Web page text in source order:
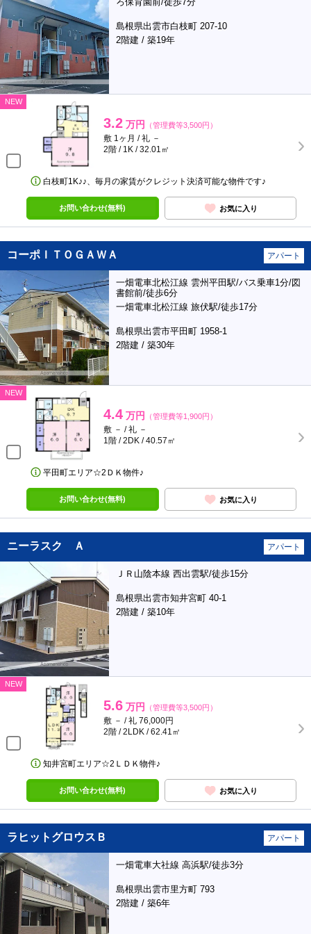
島根県出雲市白枝町 207-10
2階建 / 築19年
NEW
3.2 万円 （管理費等3,500円）
敷 1ヶ月 / 礼 －
2階 / 1K / 32.01㎡
白枝町1K♪♪、毎月の家賃がクレジット決済可能な物件です♪
お問い合わせ(無料) お気に入り
コーポＩＴＯＧＡＷＡ アパート
一畑電車北松江線 雲州平田駅/バス乗車1分/図
書館前/徒歩6分
一畑電車北松江線 旅伏駅/徒歩17分
島根県出雲市平田町 1958-1
2階建 / 築30年
NEW
4.4 万円 （管理費等1,900円）
敷 － / 礼 －
1階 / 2DK / 40.57㎡
平田町エリア☆2ＤＫ物件♪
お問い合わせ(無料) お気に入り
ニーラスク Ａ アパート
ＪＲ山陰本線 西出雲駅/徒歩15分
島根県出雲市知井宮町 40-1
2階建 / 築10年
NEW
5.6 万円 （管理費等3,500円）
敷 － / 礼 76,000円
2階 / 2LDK / 62.41㎡
知井宮町エリア☆2ＬＤＫ物件♪
お問い合わせ(無料) お気に入り
ラヒットグロウスＢ アパート
一畑電車大社線 高浜駅/徒歩3分
島根県出雲市里方町 793
2階建 / 築6年